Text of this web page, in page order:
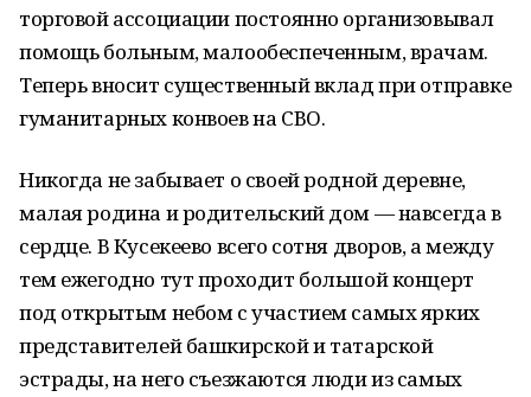
торговой ассоциации постоянно организовывал
помощь больным, малообеспеченным, врачам.
Теперь вносит существенный вклад при отправке
гуманитарных конвоев на СВО.
Никогда не забывает о своей родной деревне,
малая родина и родительский дом — навсегда в
сердце. В Кусекеево всего сотня дворов, а между
тем ежегодно тут проходит большой концерт
под открытым небом с участием самых ярких
представителей башкирской и татарской
эстрады, на него съезжаются люди из самых